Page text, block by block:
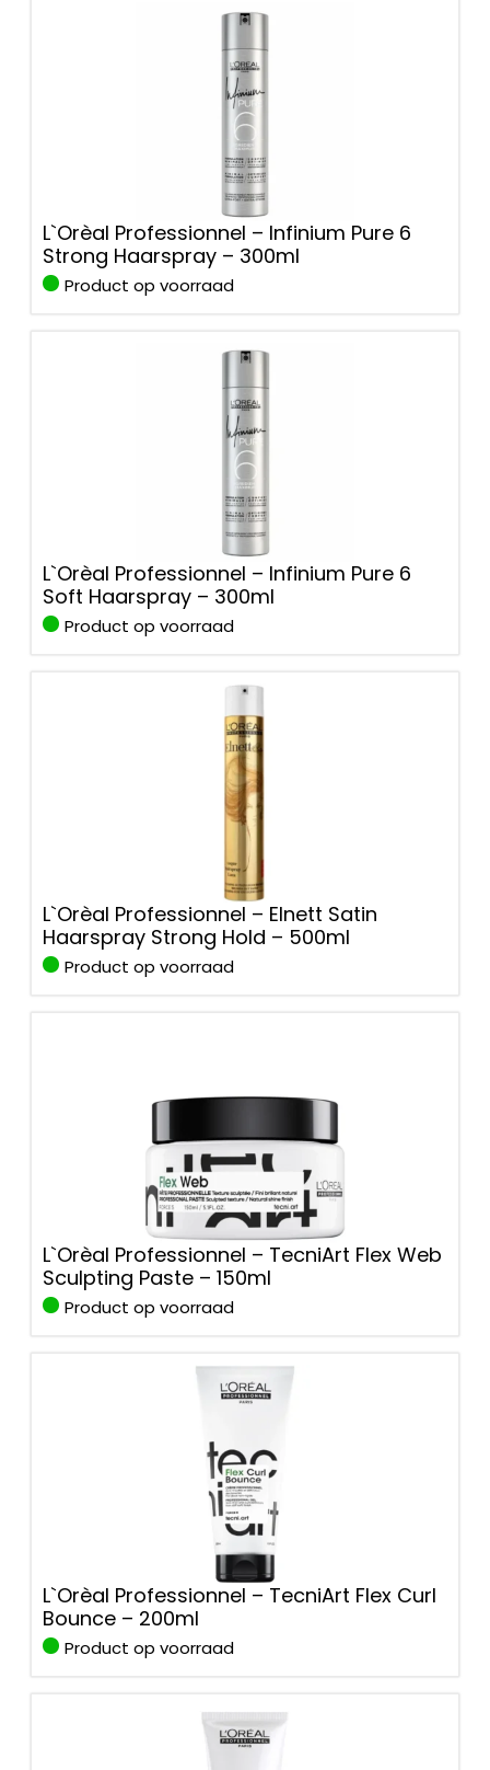
L`Orèal Professionnel – Infinium Pure 6
Strong Haarspray – 300ml
Product op voorraad
L`Orèal Professionnel – Infinium Pure 6
Soft Haarspray – 300ml
Product op voorraad
L`Orèal Professionnel – Elnett Satin
Haarspray Strong Hold – 500ml
Product op voorraad
L`Orèal Professionnel – TecniArt Flex Web
Sculpting Paste – 150ml
Product op voorraad
L`Orèal Professionnel – TecniArt Flex Curl
Bounce – 200ml
Product op voorraad